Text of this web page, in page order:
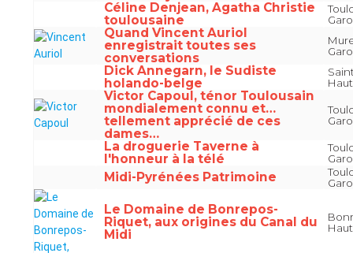
Céline Denjean, Agatha Christie
toulousaine
Quand Vincent Auriol
enregistrait toutes ses
conversations
Dick Annegarn, le Sudiste
holando-belge
Victor Capoul, ténor Toulousain
mondialement connu et…
tellement apprécié de ces
dames…
La droguerie Taverne à
l'honneur à la télé
Midi-Pyrénées Patrimoine
Le Domaine de Bonrepos-
Riquet, aux origines du Canal du
Midi